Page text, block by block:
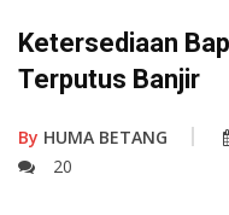
Ketersediaan
Terputus Banjir
By HUMA BETANG
20